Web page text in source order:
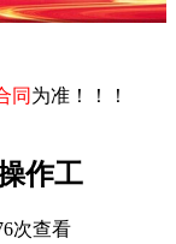
同 为准！！！
作工
次查看